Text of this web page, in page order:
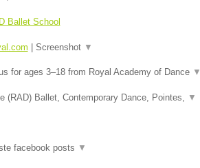
Ballet School
Screenshot ▼
for ages 3–18 from Royal Academy of Dance ▼
(RAD) Ballet, Contemporary Dance, Pointes, ▼
facebook posts ▼